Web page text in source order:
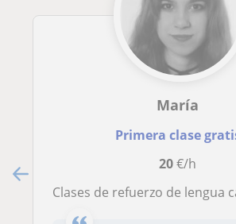
María
Primera clase
20€/h
Clases de refuerzo de lengua castellana y literatura (Grado en literatura y